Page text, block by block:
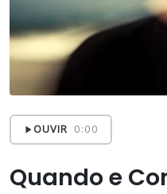
OUVIR 0:00
Quando e